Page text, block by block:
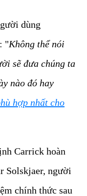
dùng
"Không thể nói
sẽ đưa chúng ta
nào đó hay
hợp nhất cho
Carrick hoàn
Solskjaer, người
chính thức sau